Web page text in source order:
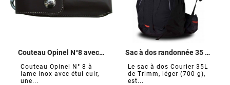
Couteau Opinel N°8 avec étui cuir
Couteau Opinel N° 8 à
lame inox avec étui cuir,
une...
Sac à dos randonnée 35 L Courier
Le sac à dos Courier 35L
de Trimm, léger (700 g),
est...